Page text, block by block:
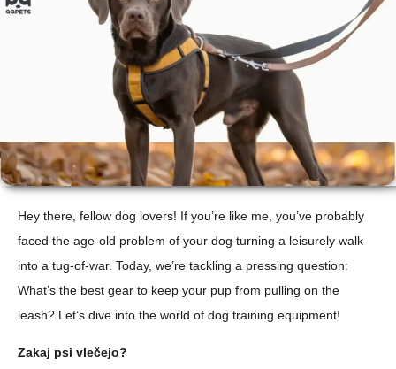
Hey there, fellow dog lovers! If you’re like me, you’ve probably
faced the age-old problem of your dog turning a leisurely walk
into a tug-of-war. Today, we’re tackling a pressing question:
What’s the best gear to keep your pup from pulling on the
leash? Let’s dive into the world of dog training equipment!
Zakaj psi vlečejo?